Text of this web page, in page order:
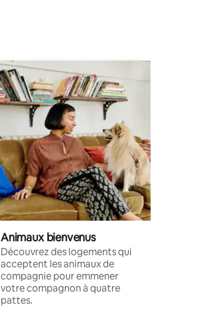
Animaux bienvenus
Découvrez des logements qui
acceptent les animaux de
compagnie pour emmener
votre compagnon à quatre
pattes.